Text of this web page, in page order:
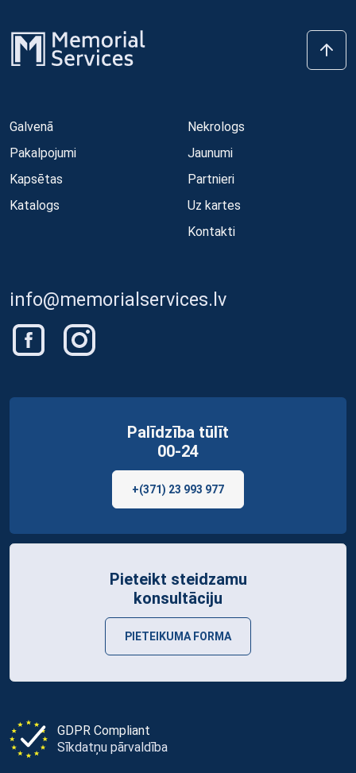
Galvenā
Pakalpojumi
Kapsētas
Katalogs
Nekrologs
Jaunumi
Partnieri
Uz kartes
Kontakti
info@memorialservices.lv
GDPR Compliant
Sīkdatņu pārvaldība
Palīdzība tūlīt
00-24
+(371) 23 993 977
Pieteikt steidzamu
konsultāciju
PIETEIKUMA FORMA